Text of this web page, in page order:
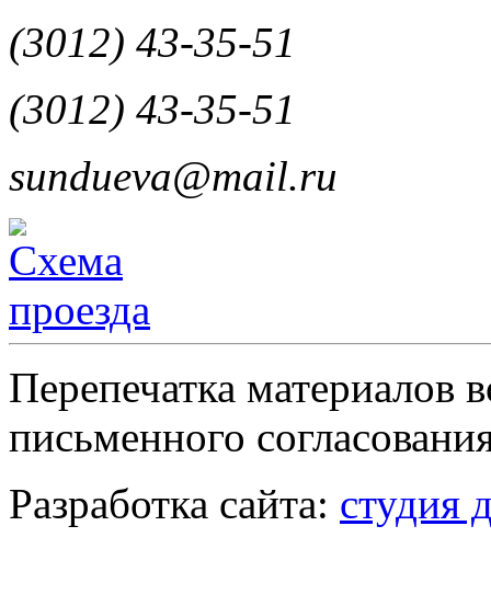
(3012) 43-35-51
(3012) 43-35-51
sundueva@mail.ru
Перепечатка материалов
письменного
Разработка сайта: студия